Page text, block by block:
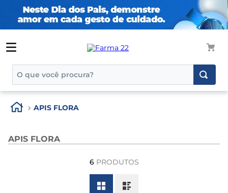
TERMOS MAIS BUSCADOS
1º
tadalafila
3º
generico
APIS FLORA
APIS FLORA
6 PRODUTOS